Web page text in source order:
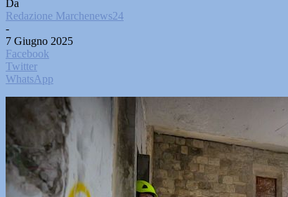
Da
Redazione Marchenews24
-
7 Giugno 2025
Facebook
Twitter
WhatsApp